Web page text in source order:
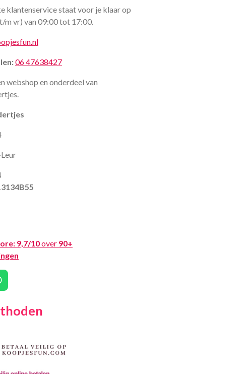
klantenservice staat voor je klaar op
m vr) van 09:00 tot 17:00.
06 47638427
webshop en onderdeel van
9,7/10over 90+